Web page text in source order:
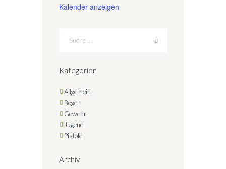
Kalender anzeigen
Kategorien
Allgemein
Bogen
Gewehr
Jugend
Pistole
Archiv